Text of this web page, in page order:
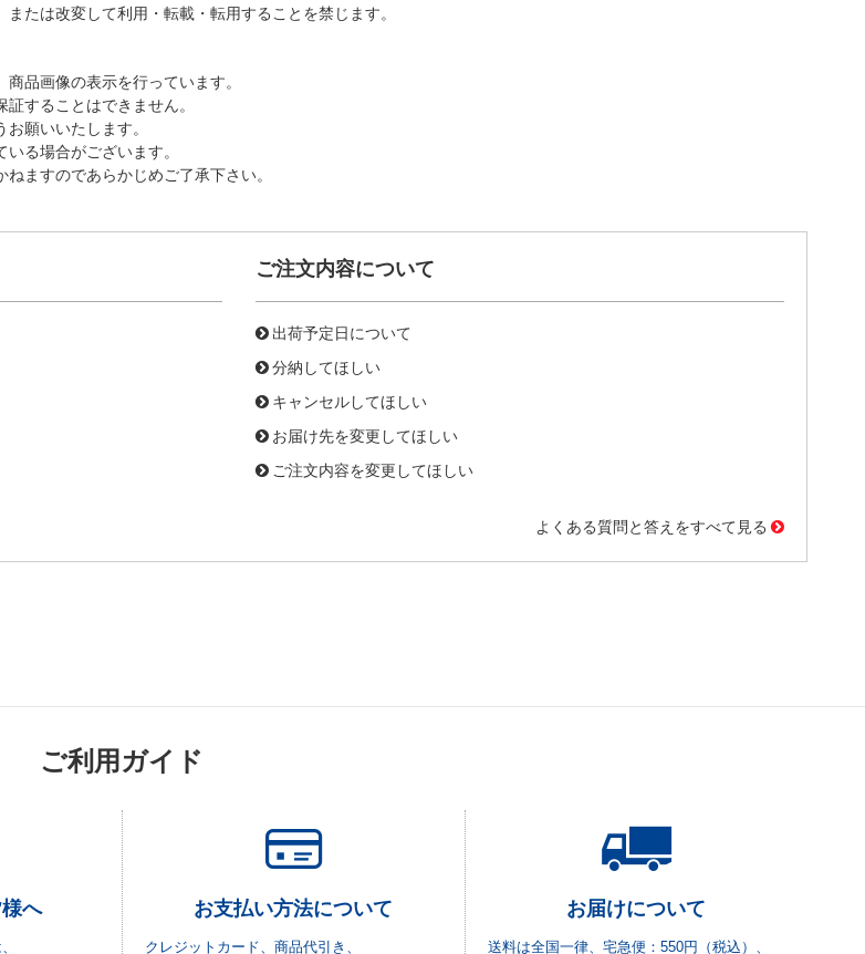
たは改変して利用・転載・転用することを禁じます。
品画像の表示を行っています。
することはできません。
願いいたします。
る場合がございます。
ますのであらかじめご了承下さい。
ご注文内容について
出荷予定日について
分納してほしい
キャンセルしてほしい
お届け先を変更してほしい
ご注文内容を変更してほしい
よくある質問と答えをすべて見る
ご利用ガイド
へ お支払い方法について
クレジットカード、商品代引き、
お届けについて
送料は全国一律、宅急便：550円（税込）、